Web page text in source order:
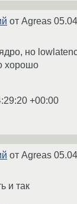
от Agreas
но
хорошо
+00:00
от Agreas
и так